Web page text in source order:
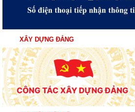
XÂY DỰNG ĐẢNG